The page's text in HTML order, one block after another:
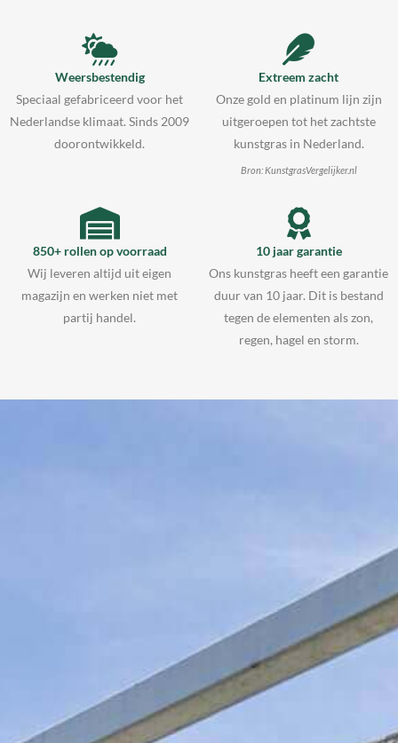
Weersbestendig
Speciaal gefabriceerd voor het
Nederlandse klimaat. Sinds 2009
doorontwikkeld.
Extreem zacht
Onze gold en platinum lijn zijn
uitgeroepen tot het zachtste
kunstgras in Nederland.
Bron: KunstgrasVergelijker.nl
850+ rollen op voorraad
Wij leveren altijd uit eigen
magazijn en werken niet met
partij handel.
10 jaar garantie
Ons kunstgras heeft een garantie
duur van 10 jaar. Dit is bestand
tegen de elementen als zon,
regen, hagel en storm.